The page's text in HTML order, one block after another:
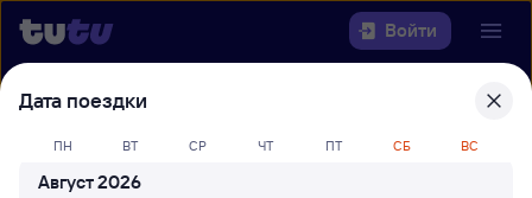
Войти
Выберите день, чтобы найти
билеты Москва Казанская —
Голутвин
Дата поездки
ПН ВТ СР ЧТ ПТ СБ ВС
Август 2026